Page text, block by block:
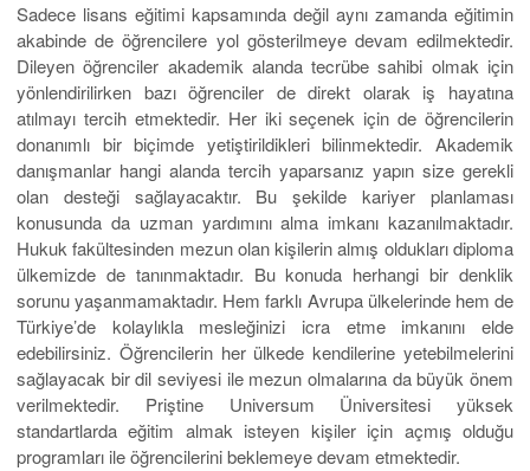
Sadece lisans eğitimi kapsamında değil aynı zamanda eğitimin
akabinde de öğrencilere yol gösterilmeye devam edilmektedir.
Dileyen öğrenciler akademik alanda tecrübe sahibi olmak için
yönlendirilirken bazı öğrenciler de direkt olarak iş hayatına
atılmayı tercih etmektedir. Her iki seçenek için de öğrencilerin
donanımlı bir biçimde yetiştirildikleri bilinmektedir. Akademik
danışmanlar hangi alanda tercih yaparsanız yapın size gerekli
olan desteği sağlayacaktır. Bu şekilde kariyer planlaması
konusunda da uzman yardımını alma imkanı kazanılmaktadır.
Hukuk fakültesinden mezun olan kişilerin almış oldukları diploma
ülkemizde de tanınmaktadır. Bu konuda herhangi bir denklik
sorunu yaşanmamaktadır. Hem farklı Avrupa ülkelerinde hem de
Türkiye’de kolaylıkla mesleğinizi icra etme imkanını elde
edebilirsiniz. Öğrencilerin her ülkede kendilerine yetebilmelerini
sağlayacak bir dil seviyesi ile mezun olmalarına da büyük önem
verilmektedir. Priştine Universum Üniversitesi yüksek
standartlarda eğitim almak isteyen kişiler için açmış olduğu
programları ile öğrencilerini beklemeye devam etmektedir.